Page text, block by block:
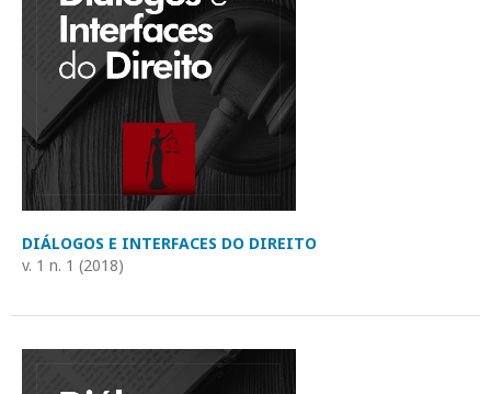
DIÁLOGOS E INTERFACES DO DIREITO
v. 1 n. 1 (2018)